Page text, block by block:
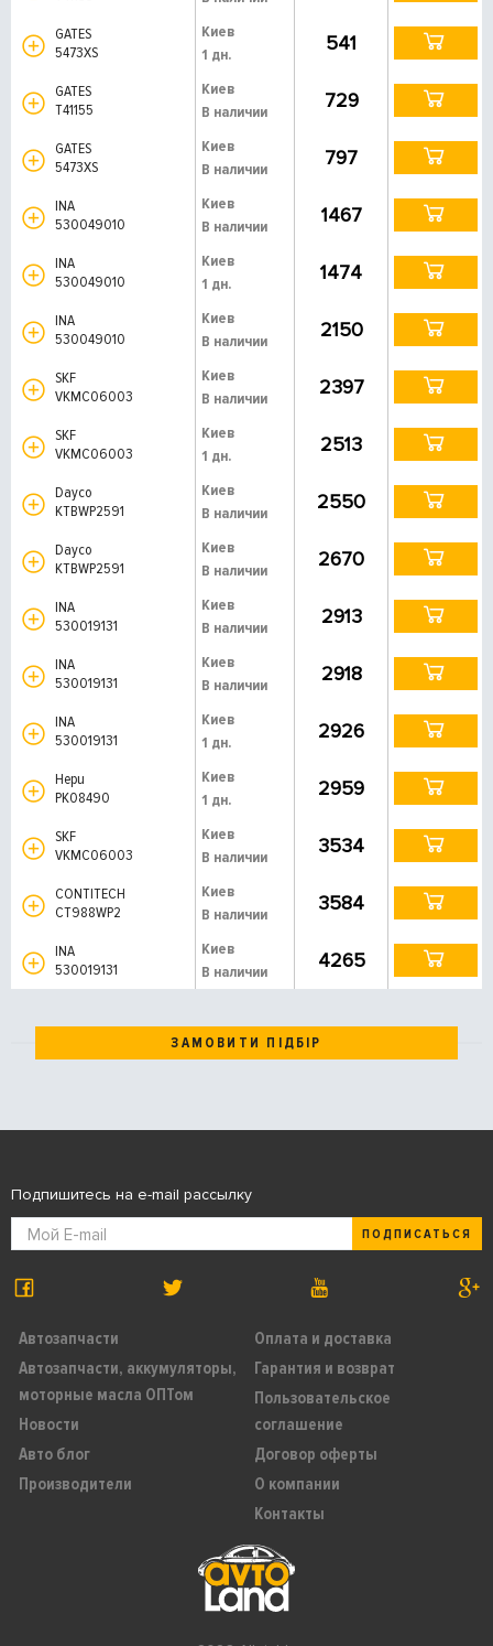
GATES
5473XS
Киев
1 дн.
541
GATES
T41155
Киев
В наличии
729
GATES
5473XS
Киев
В наличии
797
INA
530049010
Киев
В наличии
1467
INA
530049010
Киев
1 дн.
1474
INA
530049010
Киев
В наличии
2150
SKF
VKMC06003
Киев
В наличии
2397
SKF
VKMC06003
Киев
1 дн.
2513
Dayco
KTBWP2591
Киев
В наличии
2550
Dayco
KTBWP2591
Киев
В наличии
2670
INA
530019131
Киев
В наличии
2913
INA
530019131
Киев
В наличии
2918
INA
530019131
Киев
1 дн.
2926
Hepu
PK08490
Киев
1 дн.
2959
SKF
VKMC06003
Киев
В наличии
3534
CONTITECH
CT988WP2
Киев
В наличии
3584
INA
530019131
Киев
В наличии
4265
ЗАМОВИТИ ПІДБІР
Автозапчасти
Автозапчасти, аккумуляторы,
моторные масла ОПТом
Новости
Авто блог
Производители
Оплата и доставка
Гарантия и возврат
Пользовательское
соглашение
Договор оферты
О компании
Контакты
Подпишитесь на e-mail рассылку
ПОДПИСАТЬСЯ